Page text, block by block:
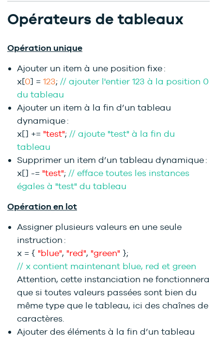
Opérateurs de tableaux
Opération unique
Ajouter un item à une position fixe :
x[0] = 123; // ajouter l'entier 123 à la position 0
du tableau
Ajouter un item à la fin d’un tableau
dynamique :
x[] += "test"; // ajoute "test" à la fin du
tableau
Supprimer un item d’un tableau dynamique :
x[] -= "test"; // efface toutes les instances
égales à "test" du tableau
Opération en lot
Assigner plusieurs valeurs en une seule
instruction :
x = { "blue", "red", "green" };
// x contient maintenant blue, red et green
Attention, cette instanciation ne fonctionnera
que si toutes valeurs passées sont bien du
même type que le tableau, ici des chaînes de
caractères.
Ajouter des éléments à la fin d’un tableau